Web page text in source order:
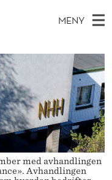
MENY
med avhandlingen
Avhandlingen